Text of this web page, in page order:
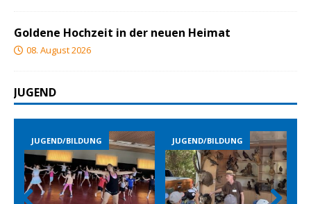
Goldene Hochzeit in der neuen Heimat
08. August 2026
JUGEND
JUGEND/BILDUNG JUGEND/BILDUNG